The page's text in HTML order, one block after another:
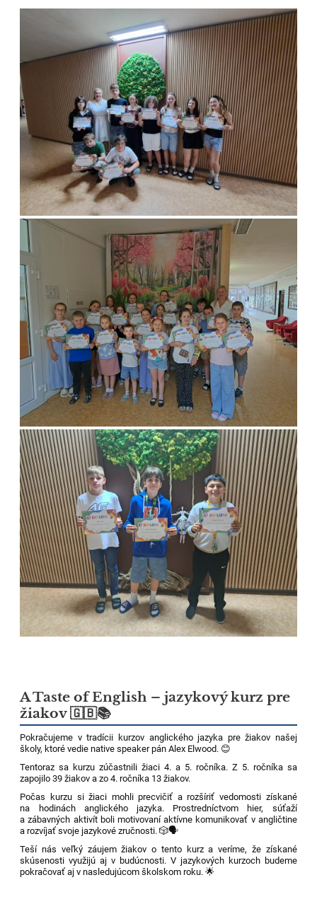
A Taste of English – jazykový kurz pre
žiakov 🇬🇧📚
Pokračujeme v tradícii kurzov anglického jazyka pre žiakov našej
školy, ktoré vedie native speaker pán Alex Elwood. 😊
Tentoraz sa kurzu zúčastnili žiaci 4. a 5. ročníka. Z 5. ročníka sa
zapojilo 39 žiakov a zo 4. ročníka 13 žiakov.
Počas kurzu si žiaci mohli precvičiť a rozšíriť vedomosti získané
na hodinách anglického jazyka. Prostredníctvom hier, súťaží
a zábavných aktivít boli motivovaní aktívne komunikovať v angličtine
a rozvíjať svoje jazykové zručnosti. 🎲🗣️
Teší nás veľký záujem žiakov o tento kurz a veríme, že získané
skúsenosti využijú aj v budúcnosti. V jazykových kurzoch budeme
pokračovať aj v nasledujúcom školskom roku. 🌟